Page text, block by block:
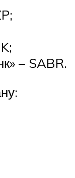
– SABR.